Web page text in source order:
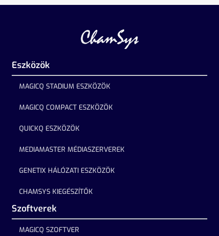
Eszközök
MAGICQ STADIUM ESZKÖZÖK
MAGICQ COMPACT ESZKÖZÖK
QUICKQ ESZKÖZÖK
MEDIAMASTER MÉDIASZERVEREK
GENETIX HÁLÓZATI ESZKÖZÖK
CHAMSYS KIEGÉSZÍTŐK
Szoftverek
MAGICQ SZOFTVER